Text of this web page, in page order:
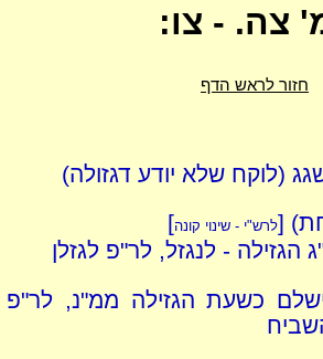
צה. - צו:
חזור לראש הדף
(לוקח שלא יודע דגזולה)
[לרש"י - שינוי קונה]
הגזילה - לנגזל, לר"פ לגזלן
כשעת הגזילה ממ"נ, לר"פ